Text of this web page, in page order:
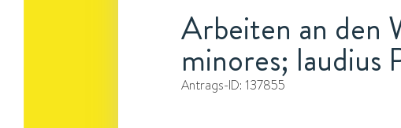
Arbeiten an den
minores; laudius
Antrags-ID: 137855